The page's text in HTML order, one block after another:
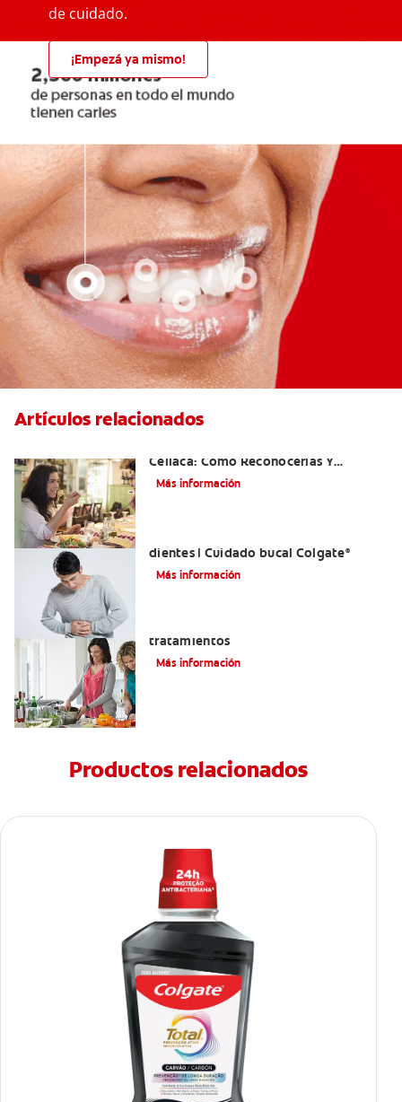
de cuidado.
¡Empezá ya mismo!
Artículos relacionados
Celíaca: Cómo Reconocerlas Y
Tratarlas
Más información
dientes | Cuidado bucal Colgate®
Más información
tratamientos
Más información
Productos relacionados